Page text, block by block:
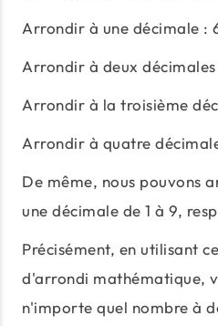
Arrondir à une décimale :
Arrondir à deux décimales
Arrondir à la troisième
Arrondir à quatre
De même, nous pouvons
une décimale de 1 à 9,
Précisément, en utilisant
d'arrondi mathématique,
n'importe quel nombre à